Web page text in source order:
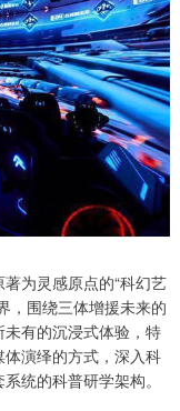
为灵感原点的“科幻艺
，围绕三体增援未来的
有的沉浸式体验，特
演绎的方式，深入科
统的科普研学架构。